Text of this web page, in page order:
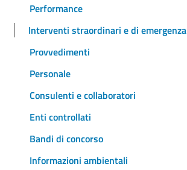
Performance
Interventi straordinari e di emergenza
Provvedimenti
Personale
Consulenti e collaboratori
Enti controllati
Bandi di concorso
Informazioni ambientali